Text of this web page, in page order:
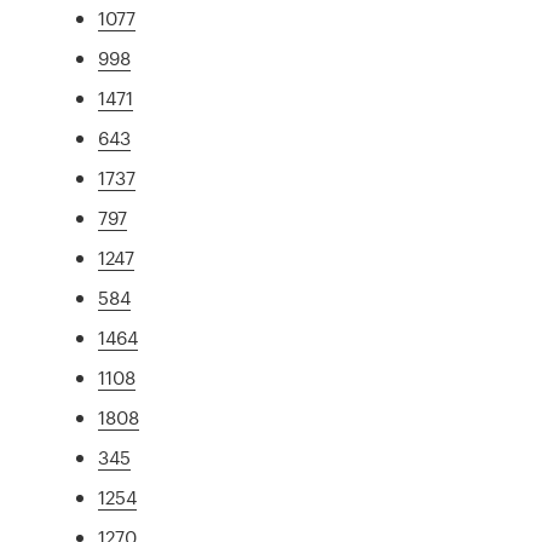
1077
998
1471
643
1737
797
1247
584
1464
1108
1808
345
1254
1270